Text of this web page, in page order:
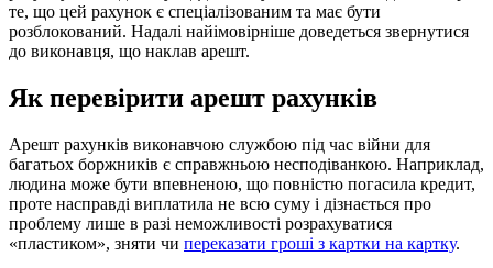
те, що цей рахунок є спеціалізованим та має бути
розблокований. Надалі найімовірніше доведеться звернутися
до виконавця, що наклав арешт.
Як перевірити арешт рахунків
Арешт рахунків виконавчою службою під час війни для
багатьох боржників є справжньою несподіванкою. Наприклад,
людина може бути впевненою, що повністю погасила кредит,
проте насправді виплатила не всю суму і дізнається про
проблему лише в разі неможливості розрахуватися
«пластиком», зняти чи переказати гроші з картки на картку.